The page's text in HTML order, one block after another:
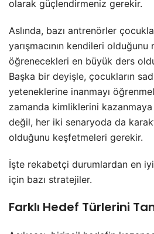
olarak güçlendirmeniz gerekir.
Aslında, bazı antrenörler
yarışmacının kendileri
öğrenecekleri en büyük ders
Başka bir deyişle, çocukların
yeteneklerine inanmayı
zamanda kimliklerini
değil, her iki senaryoda da
olduğunu keşfetmeleri gerekir.
İşte rekabetçi durumlardan en
için bazı stratejiler.
Farklı Hedef Türlerini